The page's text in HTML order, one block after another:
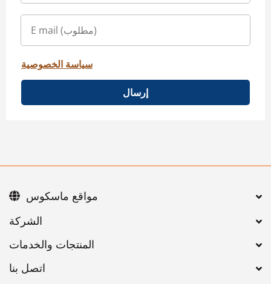
سياسة الخصوصية
إرسال
اتصل بنا
مواقع ماسكوس